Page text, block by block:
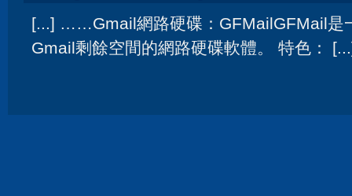
[...] ……Gmail網路硬碟：GFMailGFMail是
Gmail剩餘空間的網路硬碟軟體。 特色：